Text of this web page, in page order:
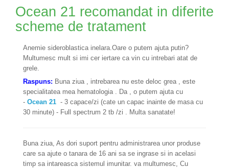
Ocean 21 recomandat in diferite
scheme de tratament
Anemie sideroblastica inelara.Oare o putem ajuta putin?
Multumesc mult si imi cer iertare ca vin cu intrebari atat de
grele.
Raspuns: Buna ziua , intrebarea nu este deloc grea , este
specialitatea mea hematologia . Da , o putem ajuta cu
- Ocean 21 - 3 capace/zi (cate un capac inainte de masa cu
30 minute) - Full spectrum 2 tb /zi . Multa sanatate!
Buna ziua, As dori suport pentru administrarea unor produse
care sa ajute o tanara de 16 ani sa se ingrase si in acelasi
timp sa intareasca sistemul imunitar. va multumesc, Cu